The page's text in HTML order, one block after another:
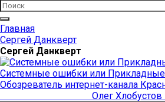
Главная
Сергей Данкверт
Сергей Данкверт
Системные ошибки или Прикладные
Обозреватель интернет-канала
Олег Хлобустов